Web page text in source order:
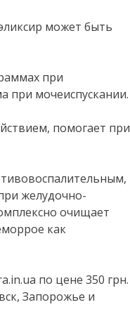
может быть
при
при мочеиспускании.
помогает при
желудочно-
очищает
как
по цене 350 грн.
Запорожье и